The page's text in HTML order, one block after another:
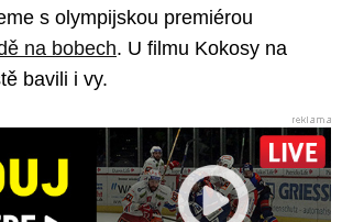
s olympijskou premiérou
na bobech. U filmu Kokosy na
bavili i vy.